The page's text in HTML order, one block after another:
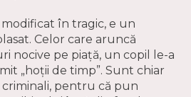
modificat în tragic, e un
Celor care aruncă
nocive pe piaţă, un copil le-a
„hoţii de timp”. Sunt chiar
pentru că pun